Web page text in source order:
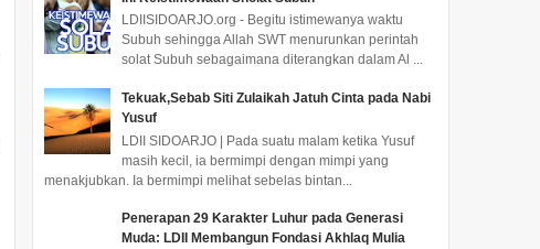
LDIISIDOARJO.org - Begitu istimewanya waktu
Subuh sehingga Allah SWT menurunkan perintah
solat Subuh sebagaimana diterangkan dalam Al ...
Tekuak,Sebab Siti Zulaikah Jatuh Cinta pada Nabi
Yusuf
LDII SIDOARJO | Pada suatu malam ketika Yusuf
masih kecil, ia bermimpi dengan mimpi yang
menakjubkan. Ia bermimpi melihat sebelas bintan...
Penerapan 29 Karakter Luhur pada Generasi
Muda: LDII Membangun Fondasi Akhlaq Mulia